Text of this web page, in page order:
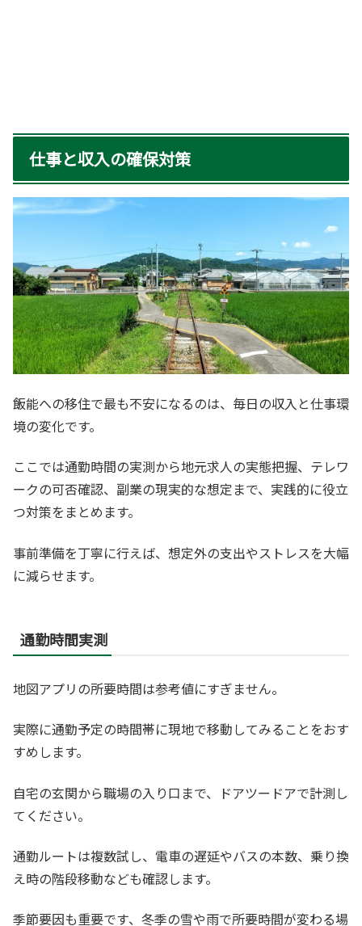
仕事と収入の確保対策
飯能への移住で最も不安になるのは、毎日の収入と仕事環
境の変化です。
ここでは通勤時間の実測から地元求人の実態把握、テレワ
ークの可否確認、副業の現実的な想定まで、実践的に役立
つ対策をまとめます。
事前準備を丁寧に行えば、想定外の支出やストレスを大幅
に減らせます。
通勤時間実測
地図アプリの所要時間は参考値にすぎません。
実際に通勤予定の時間帯に現地で移動してみることをおす
すめします。
自宅の玄関から職場の入り口まで、ドアツードアで計測し
てください。
通勤ルートは複数試し、電車の遅延やバスの本数、乗り換
え時の階段移動なども確認します。
季節要因も重要です、冬季の雪や雨で所要時間が変わる場